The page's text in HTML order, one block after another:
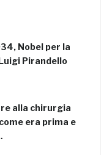
Nobel per la
Pirandello
alla chirurgia
era prima e